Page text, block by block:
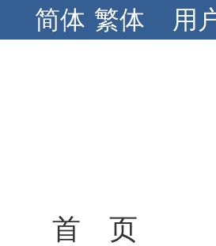
简体 繁体 用
首 页